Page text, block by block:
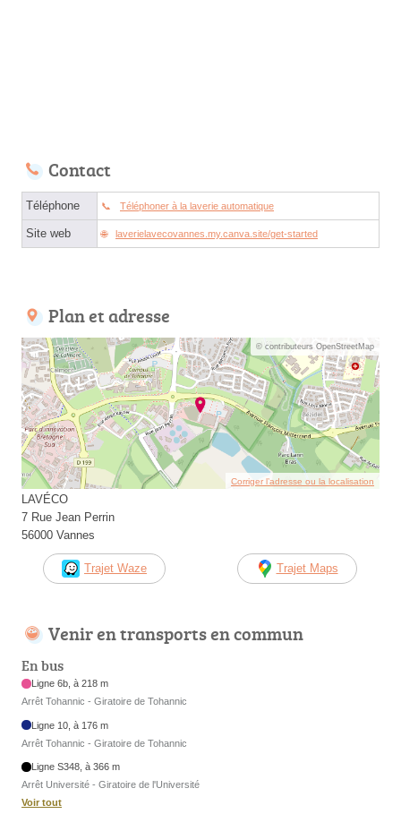
Contact
Téléphone Téléphoner à la laverie automatique
Site web laverielavecovannes.my.canva.site/get-started
Plan et adresse
© contributeurs OpenStreetMap
Corriger l’adresse ou la localisation
LAVÉCO
7 Rue Jean Perrin
56000 Vannes
Trajet Waze Trajet Maps
Venir en transports en commun
En bus
Ligne 6b, à 218 m
Arrêt Tohannic - Giratoire de Tohannic
Ligne 10, à 176 m
Arrêt Tohannic - Giratoire de Tohannic
Ligne S348, à 366 m
Arrêt Université - Giratoire de l'Université
Voir tout